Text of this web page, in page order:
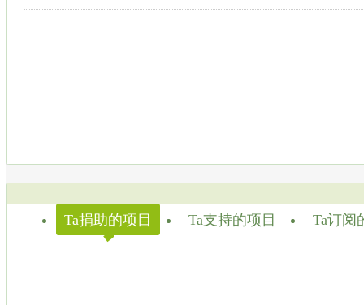
Ta捐助的项目
◆
Ta支持的项目 Ta订阅